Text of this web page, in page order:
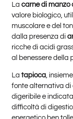
La carne di
valore biologico,
muscolare e del
dalla presenza di
ricche di acidi
al benessere della
La tapioca ,
fonte alternativa
digeribile e
difficoltà di